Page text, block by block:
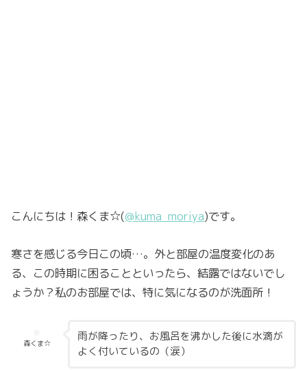
こんにちは！森くま☆(@kuma_moriya)です。
寒さを感じる今日この頃…。外と部屋の温度変化のあ
る、この時期に困ることといったら、結露ではないでし
ょうか？私のお部屋では、特に気になるのが洗面所！
森くま☆
雨が降ったり、お風呂を沸かした後に水滴が
よく付いているの（涙）